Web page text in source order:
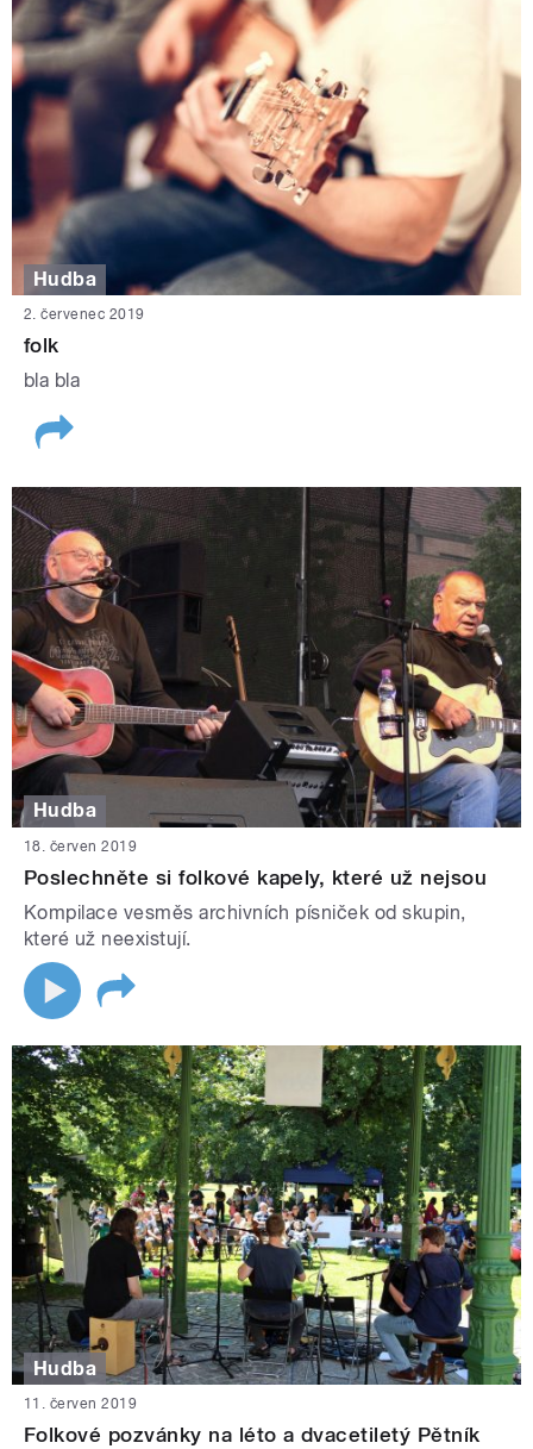
Hudba
2. červenec 2019
folk
bla bla
Hudba
18. červen 2019
Poslechněte si folkové kapely, které už nejsou
Kompilace vesměs archivních písniček od skupin,
které už neexistují.
Hudba
11. červen 2019
Folkové pozvánky na léto a dvacetiletý Pětník